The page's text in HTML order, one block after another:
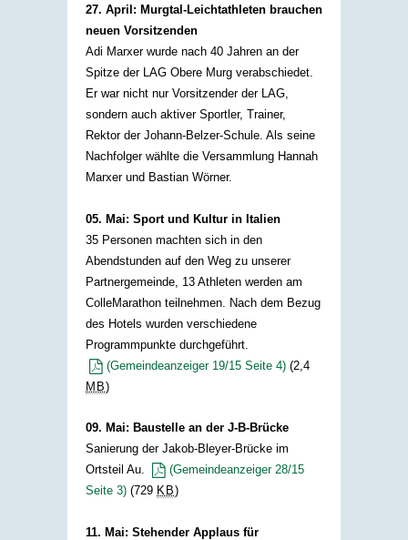
27. April: Murgtal-Leichtathleten brauchen
neuen Vorsitzenden
Adi Marxer wurde nach 40 Jahren an der
Spitze der LAG Obere Murg verabschiedet.
Er war nicht nur Vorsitzender der LAG,
sondern auch aktiver Sportler, Trainer,
Rektor der Johann-Belzer-Schule. Als seine
Nachfolger wählte die Versammlung Hannah
Marxer und Bastian Wörner.​
05. Mai: Sport und Kultur in Italien
35 Personen machten sich in den
Abendstunden auf den Weg zu unserer
Partnergemeinde, 13 Athleten werden am
ColleMarathon teilnehmen. Nach dem Bezug
des Hotels wurden verschiedene
Programmpunkte durchgeführt.
(Gemeindeanzeiger 19/15 Seite 4) (2,4
MB)
09. Mai: Baustelle an der J-B-Brücke
Sanierung der Jakob-Bleyer-Brücke im
Ortsteil Au.​
(Gemeindeanzeiger 28/15
Seite 3) (729 KB)
11. Mai: Stehender Applaus für